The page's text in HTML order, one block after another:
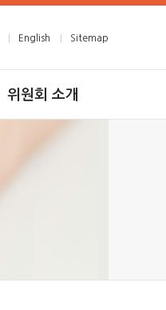
English Sitemap
위원회 소개